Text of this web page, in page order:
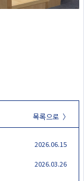
목록으로 〉
2026.06.15
2026.03.26